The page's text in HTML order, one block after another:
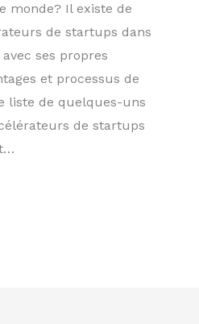
monde? Il existe de
de startups dans
ses propres
et processus de
liste de quelques-uns
de startups